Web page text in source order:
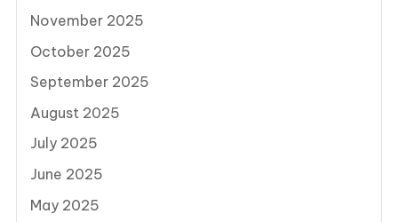
November 2025
October 2025
September 2025
August 2025
July 2025
June 2025
May 2025